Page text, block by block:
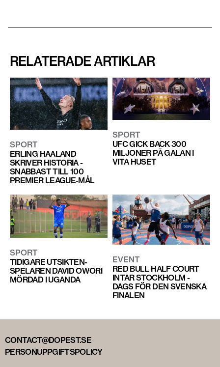
RELATERADE ARTIKLAR
SPORT
ERLING HAALAND
SKRIVER HISTORIA -
SNABBAST TILL 100
PREMIER LEAGUE-MÅL
SPORT
UFC GICK BACK 300
MILJONER PÅ GALAN I
VITA HUSET
SPORT
TIDIGARE UTSIKTEN-
SPELAREN DAVID OWORI
MÖRDAD I UGANDA
EVENT
RED BULL HALF COURT
INTAR STOCKHOLM -
DAGS FÖR DEN SVENSKA
FINALEN
CONTACT@DOPEST.SE
PERSONUPPGIFTSPOLICY